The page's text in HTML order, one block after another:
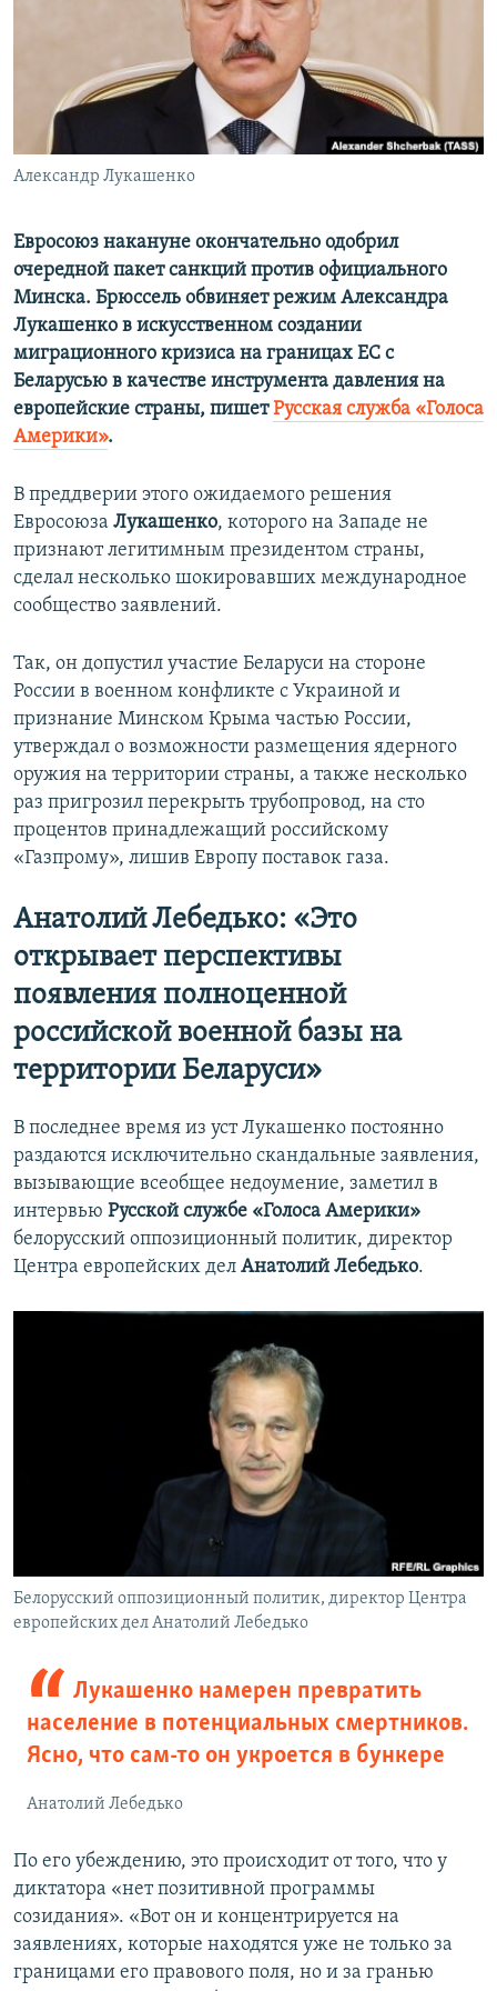
ПОБЕДИТЕЛЕЙ НЕ СУДЯТ?
КРЫМ.НЕПОКОРЕННЫЙ
ELIFBE
УКРАИНСКАЯ ПРОБЛЕМА КРЫМА
Все сайты RFE/RL
Александр Лукашенко
Евросоюз накануне окончательно одобрил
очередной пакет санкций против официального
Минска. Брюссель обвиняет режим Александра
Лукашенко в искусственном создании
миграционного кризиса на границах ЕС с
Беларусью в качестве инструмента давления на
европейские страны, пишетРусская служба «Голоса
Америки».
В преддверии этого ожидаемого решения
Евросоюза Лукашенко, которого на Западе не
признают легитимным президентом страны,
сделал несколько шокировавших международное
сообщество заявлений.
Так, он допустил участие Беларуси на стороне
России в военном конфликте с Украиной и
признание Минском Крыма частью России,
утверждал о возможности размещения ядерного
оружия на территории страны, а также несколько
раз пригрозил перекрыть трубопровод, на сто
процентов принадлежащий российскому
«Газпрому», лишив Европу поставок газа.
Анатолий Лебедько: «Это
открывает перспективы
появления полноценной
российской военной базы на
территории Беларуси»
В последнее время из уст Лукашенко постоянно
раздаются исключительно скандальные заявления,
вызывающие всеобщее недоумение, заметил в
интервью Русской службе «Голоса Америки»
белорусский оппозиционный политик, директор
Центра европейских дел Анатолий Лебедько.
Белорусский оппозиционный политик, директор Центра
европейских дел Анатолий Лебедько
Лукашенко намерен превратить
население в потенциальных смертников.
Ясно, что сам-то он укроется в бункере
Анатолий Лебедько
По его убеждению, это происходит от того, что у
диктатора «нет позитивной программы
созидания». «Вот он и концентрируется на
заявлениях, которые находятся уже не только за
границами его правового поля, но и за гранью